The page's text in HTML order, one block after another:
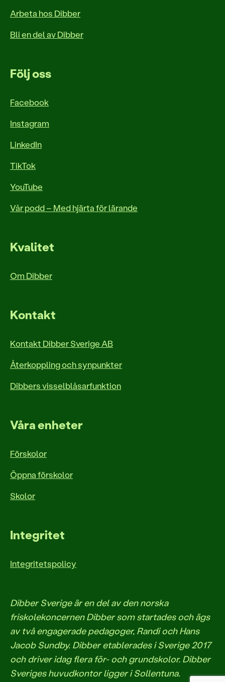
Arbeta hos Dibber
Bli en del av Dibber
Följ oss
Facebook
Instagram
LinkedIn
TikTok
YouTube
Vår podd – Med hjärta för lärande
Kvalitet
Om Dibber
Kontakt
Kontakt Dibber Sverige AB
Återkoppling och synpunkter
Dibbers visselblåsarfunktion
Våra enheter
Förskolor
Öppna förskolor
Skolor
Integritet
Integritetspolicy
Dibber Sverige är en del av den norska
friskolekoncernen Dibber som startades och ägs
av två engagerade pedagoger, Randi och Hans
Jacob Sundby. Dibber etablerades i Sverige 2017
och driver idag flera för- och grundskolor. Dibber
Sveriges huvudkontor ligger i Sollentuna.